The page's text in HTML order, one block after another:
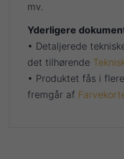
mv.
Yderligere
• Detaljerede
det tilhørende
• Produktet fås i
fremgår af